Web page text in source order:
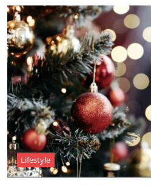
Lifestyle